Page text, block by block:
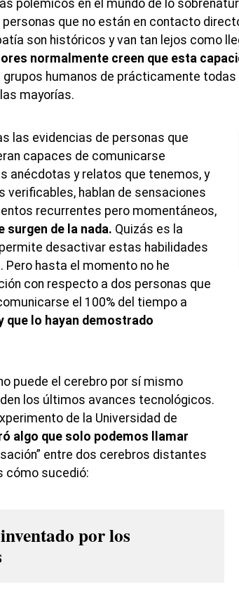
polémicos en el mundo de lo
que no están en contacto
son históricos y van tan lejos como
normalmente creen que esta
grupos humanos de prácticamente
mayorías.
las evidencias de personas que
capaces de comunicarse
anécdotas y relatos que tenemos, y
verificables, hablan de sensaciones
recurrentes pero momentáneos,
surgen de la nada. Quizás es la
desactivar estas habilidades
Pero hasta el momento no he
con respecto a dos personas que
el 100% del tiempo a
que lo hayan demostrado
puede el cerebro por sí mismo
los últimos avances tecnológicos.
de la Universidad de
algo que solo podemos llamar
entre dos cerebros distantes
cómo sucedió:
por los